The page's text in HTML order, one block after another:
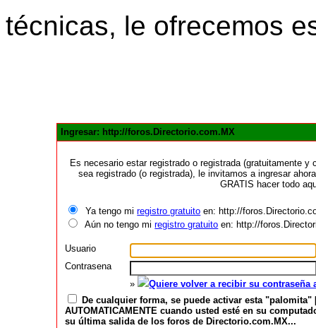
técnicas, le ofrecemos
Ingresar: http://foros.Directorio.com.MX
Es necesario estar registrado o registrada (gratuitamente
sea registrado (o registrada), le invitamos a ingresar
GRATIS hacer todo
Ya tengo miregistro gratuito en: http://
Aún no tengo miregistro gratuito en: http://
Usuario
Contrasena
»
Quiere volver a recibir su
De cualquier forma, se puede activar esta
AUTOMATICAMENTE cuando usted esté en su
su última salida de los foros de Directorio.com.MX...